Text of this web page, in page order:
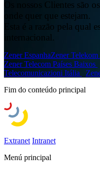
Os nossos Clientes são
onde quer que estejam.
Esta é a razão pela qual
internacional.
Zener EspanhaZener Telekom
Zener Telecom Países Baixos
Telecomunicazioni Itália
Fim do conteúdo principal
Extranet Intranet
Menú principal